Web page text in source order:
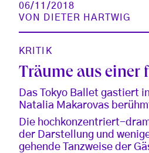
06/11/2018
VON
DIETER HARTWIG
KRITIK
Träume aus einer
Das Tokyo Ballet gastiert
Natalia Makarovas
Die hochkonzentriert-
der Darstellung und
gehende Tanzweise der